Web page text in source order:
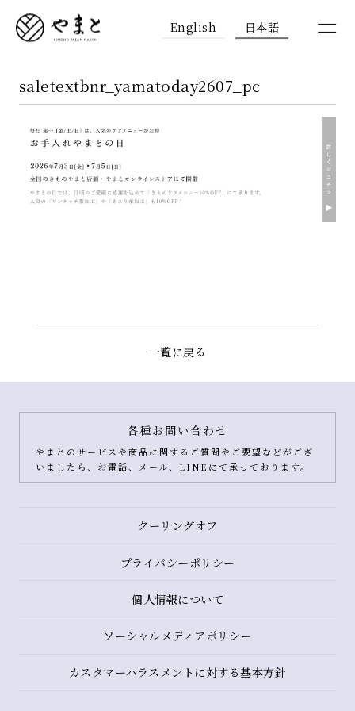
English 日本語
saletextbnr_yamatoday2607_pc
一覧に戻る
各種お問い合わせ
やまとのサービスや商品に関するご質問やご要望などがござ
いましたら、お電話、メール、LINEにて承っております。
クーリングオフ
プライバシーポリシー
個人情報について
ソーシャルメディアポリシー
カスタマーハラスメントに対する基本方針